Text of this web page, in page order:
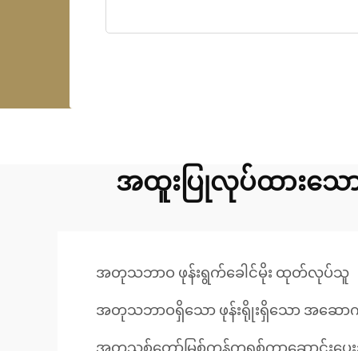
အထူးပြုလုပ်ထားသ
အတုသဘာဝ ဖုန်းရွက်ခေါင်မိုး ထုတ်လုပ်သူ
အတုသဘာဝရှိသော ဖုန်းရိုုးရှိသော အဆေ
အတုသစ်တော်မြစ်ကွန်ကရစ်ကာဆောင်းပေ